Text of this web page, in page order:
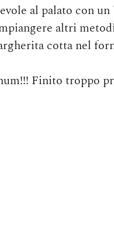
al palato con
altri
cotta nel
Finito troppo